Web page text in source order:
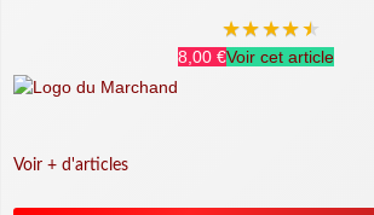
★★★★★
8,00 €Voir cet article
Voir + d'articles